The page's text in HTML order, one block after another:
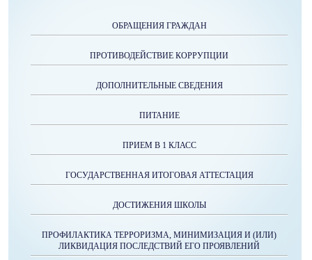
ОБРАЩЕНИЯ ГРАЖДАН
ПРОТИВОДЕЙСТВИЕ КОРРУПЦИИ
ДОПОЛНИТЕЛЬНЫЕ СВЕДЕНИЯ
ПИТАНИЕ
ПРИЕМ В 1 КЛАСС
ГОСУДАРСТВЕННАЯ ИТОГОВАЯ АТТЕСТАЦИЯ
ДОСТИЖЕНИЯ ШКОЛЫ
ПРОФИЛАКТИКА ТЕРРОРИЗМА, МИНИМИЗАЦИЯ И (ИЛИ)
ЛИКВИДАЦИЯ ПОСЛЕДСТВИЙ ЕГО ПРОЯВЛЕНИЙ